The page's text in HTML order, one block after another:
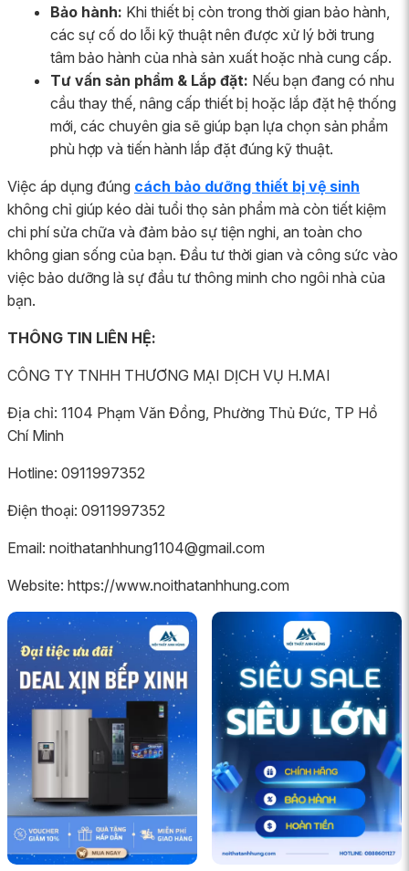
Bảo hành: Khi thiết bị còn trong thời gian bảo hành,
các sự cố do lỗi kỹ thuật nên được xử lý bởi trung
tâm bảo hành của nhà sản xuất hoặc nhà cung cấp.
Tư vấn sản phẩm & Lắp đặt: Nếu bạn đang có nhu
cầu thay thế, nâng cấp thiết bị hoặc lắp đặt hệ thống
mới, các chuyên gia sẽ giúp bạn lựa chọn sản phẩm
phù hợp và tiến hành lắp đặt đúng kỹ thuật.
Việc áp dụng đúng cách bảo dưỡng thiết bị vệ sinh
không chỉ giúp kéo dài tuổi thọ sản phẩm mà còn tiết kiệm
chi phí sửa chữa và đảm bảo sự tiện nghi, an toàn cho
không gian sống của bạn. Đầu tư thời gian và công sức vào
việc bảo dưỡng là sự đầu tư thông minh cho ngôi nhà của
bạn.
THÔNG TIN LIÊN HỆ:
CÔNG TY TNHH THƯƠNG MẠI DỊCH VỤ H.MAI
Địa chỉ: 1104 Phạm Văn Đồng, Phường Thủ Đức, TP Hồ
Chí Minh
Hotline: 0911997352
Điện thoại: 0911997352
Email: noithatanhhung1104@gmail.com
Website: https://www.noithatanhhung.com